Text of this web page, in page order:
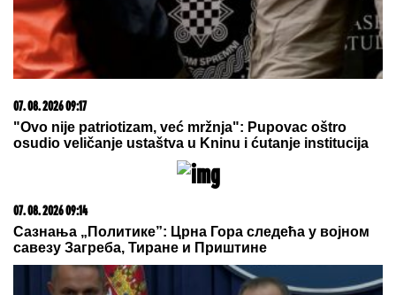
Kraljica Leticija na Majorki održala novu lekciju iz
stila, ali su joj ĆERKE ovog puta bile OPASNA
KONKURENCIJA - Leonor i Sofija blistale u prelepim
DRAMA U OVČARSKO-
KABLARSKOJ KLISURI
toku izvlačenje vozila (FOTO)